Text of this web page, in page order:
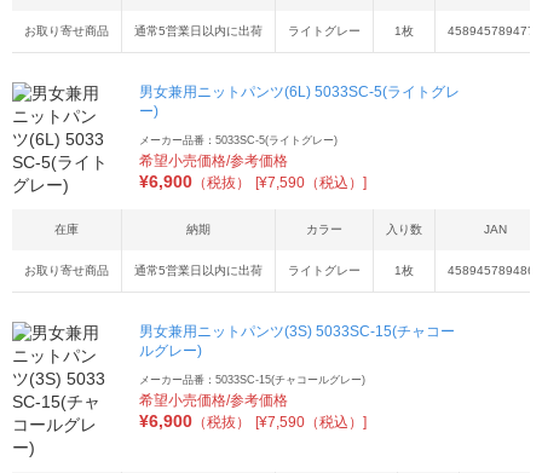
お取り寄せ商品 通常5営業日以内に出荷 ライトグレー 1枚 4589457894777
男女兼用ニットパンツ(6L) 5033SC-5(ライトグレ
ー)
メーカー品番：5033SC-5(ライトグレー)
希望小売価格/参考価格
¥6,900 （税抜） [¥7,590（税込）]
在庫 納期 カラー 入り数 JAN
お取り寄せ商品 通常5営業日以内に出荷 ライトグレー 1枚 4589457894869
男女兼用ニットパンツ(3S) 5033SC-15(チャコー
ルグレー)
メーカー品番：5033SC-15(チャコールグレー)
希望小売価格/参考価格
¥6,900 （税抜） [¥7,590（税込）]